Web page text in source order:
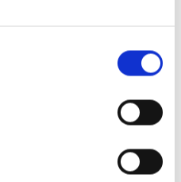
можно избежать.
или вечер мезе с
начнут с нетерпением